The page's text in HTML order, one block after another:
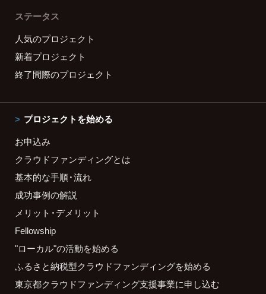
ステータス
人気のプロジェクト
新着プロジェクト
終了間際のプロジェクト
プロジェクトを始める
お申込み
クラウドファンディングとは
基本的な手順・流れ
成功事例の解説
メリット・デメリット
Fellowship
"ローカル"の活動を始める
ふるさと納税型クラウドファンディングを始める
東京都クラウドファンディング支援事業に申し込む